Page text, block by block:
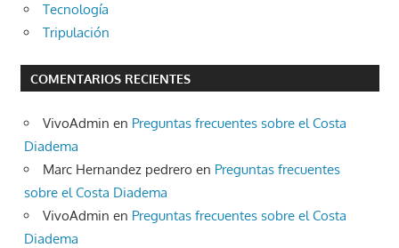
Tecnología
Tripulación
COMENTARIOS RECIENTES
VivoAdmin en Preguntas frecuentes sobre el Costa
Diadema
Marc Hernandez pedrero en Preguntas frecuentes
sobre el Costa Diadema
VivoAdmin en Preguntas frecuentes sobre el Costa
Diadema